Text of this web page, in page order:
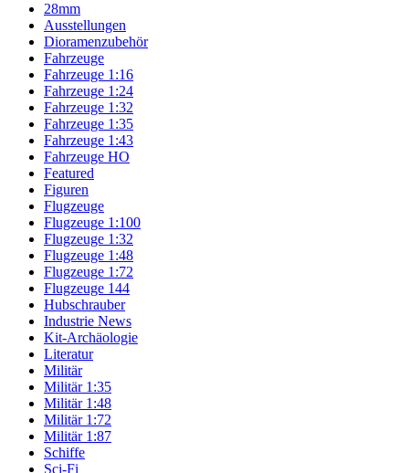
28mm
Ausstellungen
Dioramenzubehör
Fahrzeuge
Fahrzeuge 1:16
Fahrzeuge 1:24
Fahrzeuge 1:32
Fahrzeuge 1:35
Fahrzeuge 1:43
Fahrzeuge HO
Featured
Figuren
Flugzeuge
Flugzeuge 1:100
Flugzeuge 1:32
Flugzeuge 1:48
Flugzeuge 1:72
Flugzeuge 144
Hubschrauber
Industrie News
Kit-Archäologie
Literatur
Militär
Militär 1:35
Militär 1:48
Militär 1:72
Militär 1:87
Schiffe
Sci-Fi